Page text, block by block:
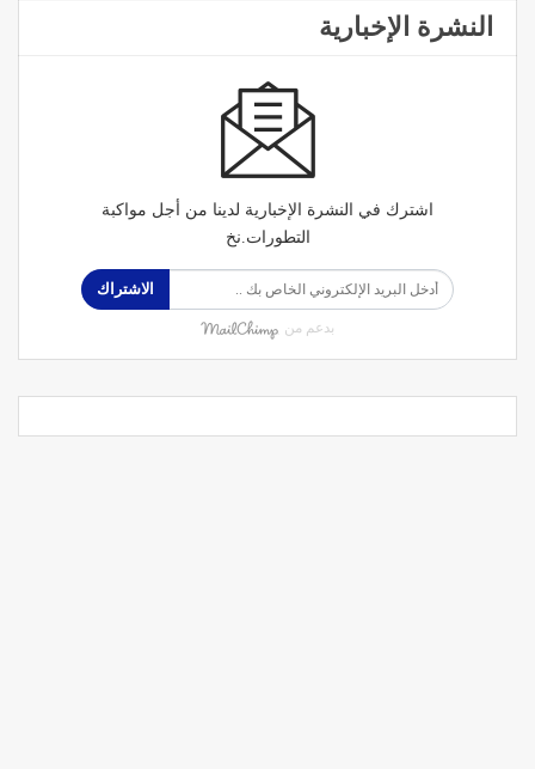
النشرة الإخبارية
اشترك في النشرة الإخبارية لدينا من أجل مواكبة
التطورات.نخ
الاشتراك
بدعم من